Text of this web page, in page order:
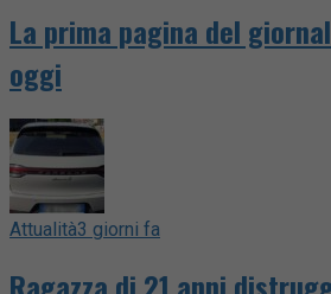
La prima pagina del
oggi
Attualità3 giorni fa
Ragazza di 21 anni